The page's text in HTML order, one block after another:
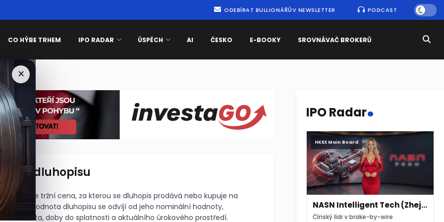
ODEBÍRAT BULLIONÁŘŮV NEWSLETTER PODCAST
CO HÝBE TRHEM IPO RADAR ÚSPĚCH AI ČESKO E-BOOKY SROVNÁVAČ BROKERŮ
×
blocked
dluhopisu
je tržní cena, za kterou se dluhopis prodává nebo kupuje na
trhu. Hodnota dluhopisu se odvíjí od jeho nominální hodnoty,
procenta, doby do splatnosti a aktuálního úrokového prostředí.
IPO Radar.
HKEX Main Board
NASN Intelligent Tech (Zhejiang)
Čínský lídr v brake-by-wire